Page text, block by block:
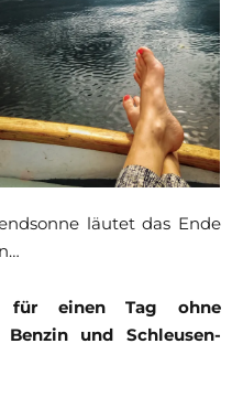
läutet das Ende
einen Tag ohne
und Schleusen-